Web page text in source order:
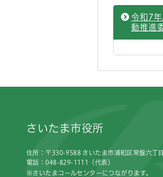
令和7
動推進
さいたま市役所
住所：〒330-9588 さいたま市浦和区常盤六丁
電話：048-829-1111（代表）
※さいたまコールセンターにつながります。